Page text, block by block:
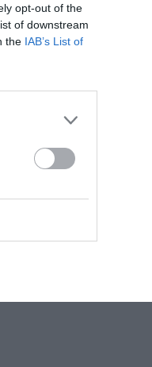
opt-out of the
of downstream
the IAB’s List of